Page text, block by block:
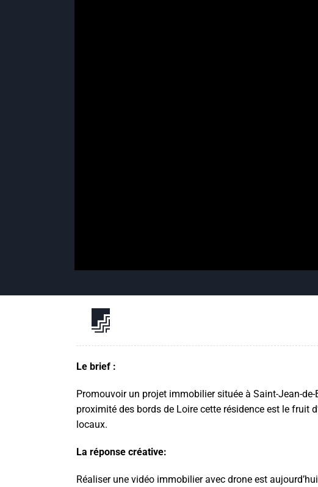
Le brief :
Promouvoir un projet immobilier située à Saint-Jean-
proximité des bords de Loire cette résidence est le fruit
locaux.
La réponse créative:
Réaliser une vidéo immobilier avec drone est